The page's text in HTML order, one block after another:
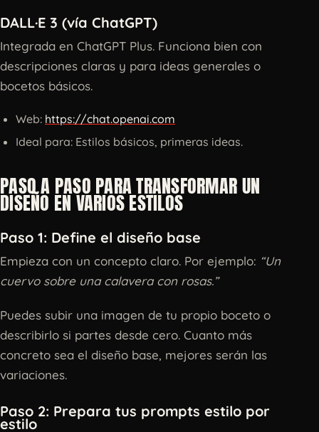
DALL·E 3 (vía ChatGPT)
Integrada en ChatGPT Plus. Funciona bien con
descripciones claras y para ideas generales o
bocetos básicos.
Web: https://chat.openai.com
Ideal para: Estilos básicos, primeras ideas.
PASO A PASO PARA TRANSFORMAR UN
DISEÑO EN VARIOS ESTILOS
Paso 1: Define el diseño base
Empieza con un concepto claro. Por ejemplo: “Un
cuervo sobre una calavera con rosas.”
Puedes subir una imagen de tu propio boceto o
describirlo si partes desde cero. Cuanto más
concreto sea el diseño base, mejores serán las
variaciones.
Paso 2: Prepara tus prompts estilo por
estilo